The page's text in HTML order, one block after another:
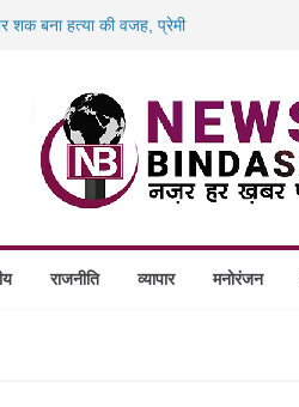
शक बना हत्या की वजह, प्रेमी
पुलिस की तत्परता से टला बड़ा
छात्रा दुष्कर्म मामले में
राजनीति व्यापार मनोरंजन